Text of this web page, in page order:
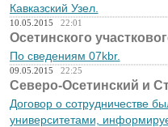
Кавказский Узел.
10.05.2015 22:01
Осетинского
По сведениям 07kbr.
09.05.2015 22:25
Северо-Осетинский и
Договор о сотрудничестве
университетами,